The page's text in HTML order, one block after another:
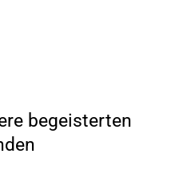
begeisterten